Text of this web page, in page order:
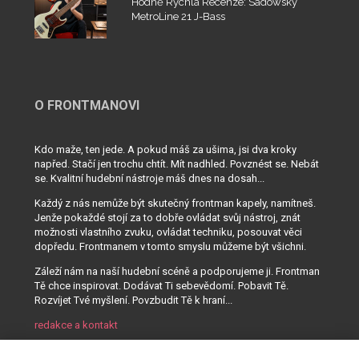
MetroLine 21 J-Bass
O FRONTMANOVI
Kdo maže, ten jede. A pokud máš za ušima, jsi dva kroky
napřed. Stačí jen trochu chtít. Mít nadhled. Povznést se. Nebát
se. Kvalitní hudební nástroje máš dnes na dosah...
Každý z nás nemůže být skutečný frontman kapely, namítneš.
Jenže pokaždé stojí za to dobře ovládat svůj nástroj, znát
možnosti vlastního zvuku, ovládat techniku, posouvat věci
dopředu. Frontmanem v tomto smyslu můžeme být všichni.
Záleží nám na naší hudební scéně a podporujeme ji. Frontman
Tě chce inspirovat. Dodávat Ti sebevědomí. Pobavit Tě.
Rozvíjet Tvé myšlení. Povzbudit Tě k hraní...
redakce a kontakt